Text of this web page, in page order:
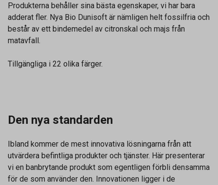
Produkterna behåller sina bästa egenskaper, vi har bara
adderat fler. Nya Bio Dunisoft är nämligen helt fossilfria och
består av ett bindemedel av citronskal och majs från
matavfall.
Tillgängliga i 22 olika färger.
Den nya standarden
Ibland kommer de mest innovativa lösningarna från att
utvärdera befintliga produkter och tjänster. Här presenterar
vi en banbrytande produkt som egentligen förbli densamma
för de som använder den. Innovationen ligger i de